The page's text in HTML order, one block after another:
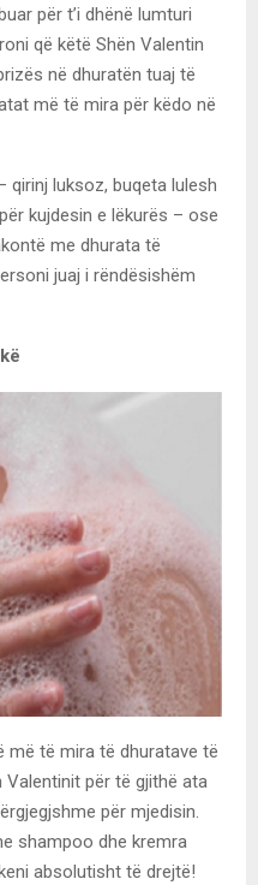
për t’i dhënë lumturi
që këtë Shën Valentin
në dhuratën tuaj të
më të mira për këdo në
qirinj luksoz, buqeta lulesh
kujdesin e lëkurës – ose
me dhurata të
juaj i rëndësishëm
më të mira të dhuratave të
Valentinit për të gjithë ata
për mjedisin.
shampoo dhe kremra
absolutisht të drejtë!